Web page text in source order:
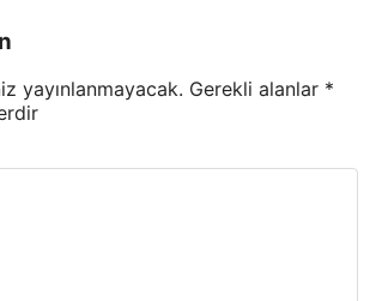
yayınlanmayacak. Gerekli alanlar *